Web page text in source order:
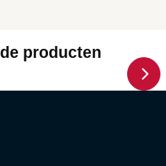
producten